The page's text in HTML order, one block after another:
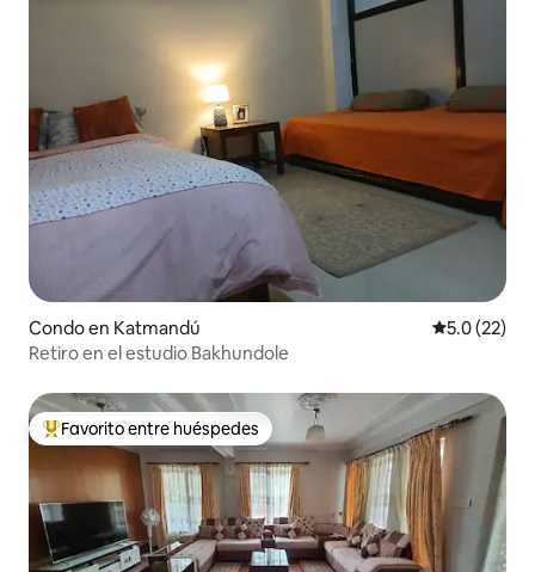
Condo en Katmandú Calificación
5.0 (22)
Retiro en el estudio Bakhundole
Favorito entre huéspedes preferido
Favorito entre huéspedes